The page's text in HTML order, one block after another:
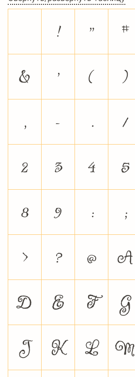
! " #
&
' ( )
,
- . /
2
3 4 5
8
9 : ;
>
? @ A
D
E F G
J
K L M